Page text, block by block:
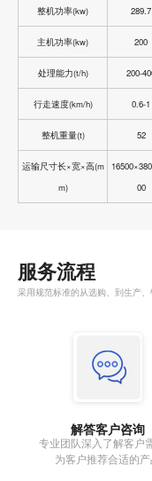
整机功率(kw) 289.7
主机功率(kw) 200
处理能力(t/h) 200-
行走速度(km/h) 0.6-1
整机重量(t) 52
运输尺寸长×宽×高(m
m)
00
服务流程
采用规范标准的从选购、到生产
解答客户咨询
专业团队深入了解客户
为客户推荐合适的产